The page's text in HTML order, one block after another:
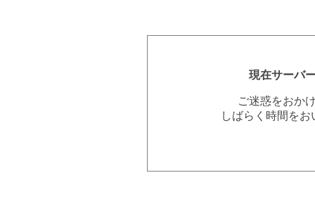
現在サーバ
ご迷惑をおか
しばらく時間を